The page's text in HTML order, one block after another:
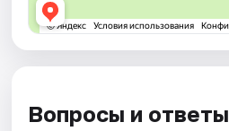
Вопросы и ответы